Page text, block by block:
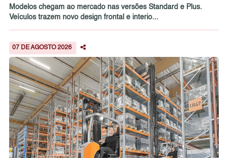
Modelos chegam ao mercado nas versões Standard e Plus.
Veículos trazem novo design frontal e interio...
07 DE AGOSTO 2026